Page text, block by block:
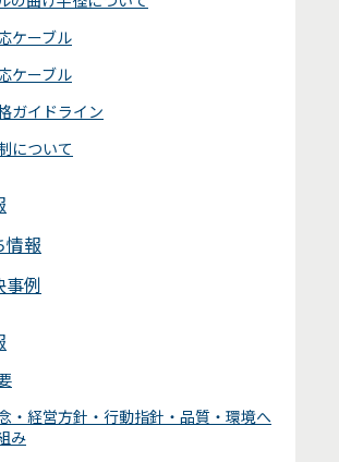
ケーブル
ケーブル
ガイドライン
について
情報
事例
・経営方針・行動指針・品質・環境へ
み